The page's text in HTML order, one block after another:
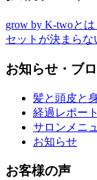
grow by K-twoとは
セットが決まらな
お知らせ・ブ
髪と頭皮と
経過レポート
サロンメニ
お知らせ
お客様の声